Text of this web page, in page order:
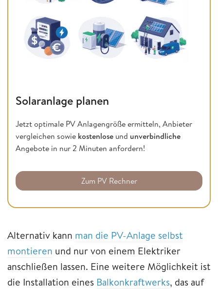
Solaranlage planen
Jetzt optimale PV Anlagengröße ermitteln, Anbieter
vergleichen sowie kostenlose und unverbindliche
Angebote in nur 2 Minuten anfordern!
Zum PV Rechner
Alternativ kann man die PV-Anlage selbst
montieren und nur von einem Elektriker
anschließen lassen. Eine weitere Möglichkeit ist
die Installation eines Balkonkraftwerks, das auf